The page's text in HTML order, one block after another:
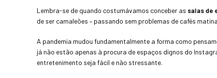
Lembra-se de quando costumávamos conceber as salas de
de ser camaleões – passando sem problemas de cafés
A pandemia mudou fundamentalmente a forma como
já não estão apenas à procura de espaços dignos do
entretenimento seja fácil e não stressante.